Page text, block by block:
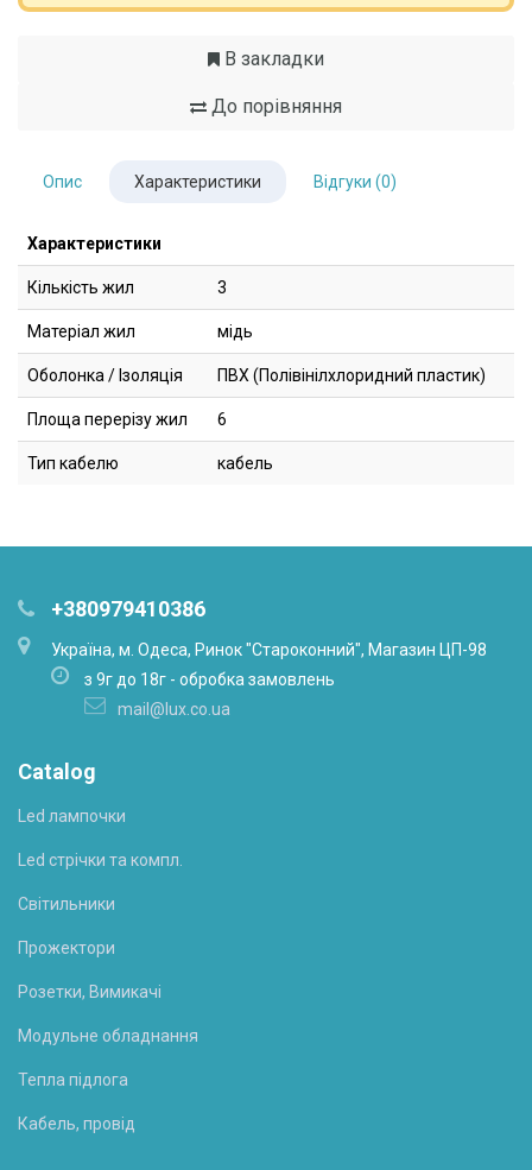
В закладки
До порівняння
Опис Характеристики Відгуки (0)
Характеристики
Кількість жил 3
Матеріал жил мідь
Оболонка / Ізоляція ПВХ (Полівінілхлоридний пластик)
Площа перерізу жил 6
Тип кабелю кабель
+380979410386
Українa, м. Одеса, Ринок "Староконний", Магазин ЦП-98
з 9г до 18г - обробка замовлень
mail@lux.co.ua
Catalog
Led лампочки
Led стрічки та компл.
Світильники
Прожектори
Розетки, Вимикачі
Модульне обладнання
Тепла підлога
Кабель, провід